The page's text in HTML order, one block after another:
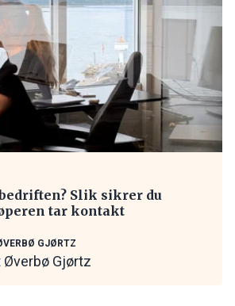
Slik sikrer du
tar kontakt
GJØRTZ
Gjørtz